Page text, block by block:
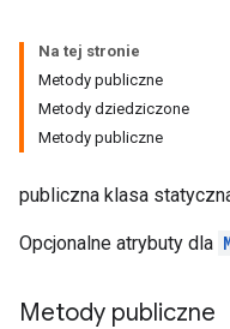
Na tej stronie
Metody publiczne
Metody dziedziczone
Metody publiczne
publiczna klasa
Opcjonalne atrybuty dla
Metody publiczne